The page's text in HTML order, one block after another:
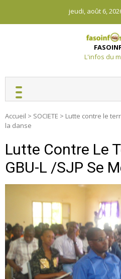
content
jeudi, août 6,
L'infos du
Accueil > SOCIETE > Lutte contre le
la danse
Lutte Contre Le
GBU-L /SJP Se